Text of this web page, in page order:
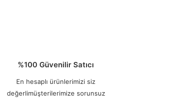
%100 Güvenilir Satıcı
En hesaplı ürünlerimizi siz
değerlimüşterilerimize sorunsuz